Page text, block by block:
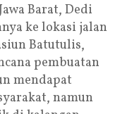
Barat, Dedi
ke lokasi jalan
Batutulis,
pembuatan
mendapat
namun